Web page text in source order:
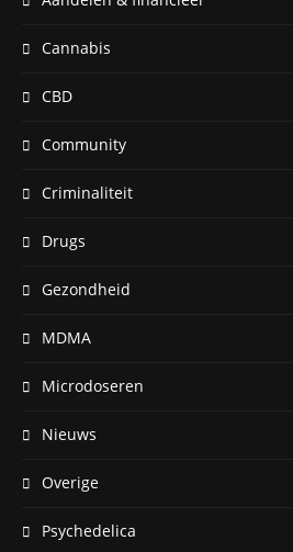
Cannabis
CBD
Community
Criminaliteit
Drugs
Gezondheid
MDMA
Microdoseren
Nieuws
Overige
Psychedelica